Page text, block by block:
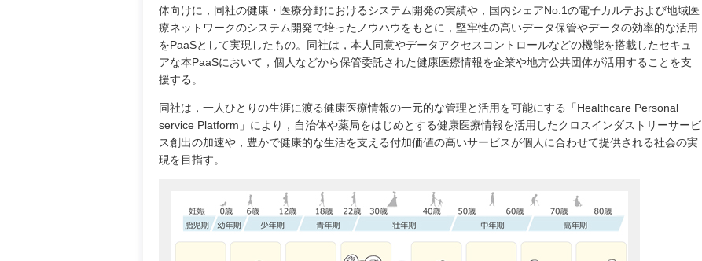
体向けに，同社の健康・医療分野におけるシステム開発の実績や，国内シェアNo.1の電子カルテおよび地域医
療ネットワークのシステム開発で培ったノウハウをもとに，堅牢性の高いデータ保管やデータの効率的な活用
をPaaSとして実現したもの。同社は，本人同意やデータアクセスコントロールなどの機能を搭載したセキュ
アな本PaaSにおいて，個人などから保管委託された健康医療情報を企業や地方公共団体が活用することを支
援する。
同社は，一人ひとりの生涯に渡る健康医療情報の一元的な管理と活用を可能にする「Healthcare Personal
service Platform」により，自治体や薬局をはじめとする健康医療情報を活用したクロスインダストリーサービ
ス創出の加速や，豊かで健康的な生活を支える付加価値の高いサービスが個人に合わせて提供される社会の実
現を目指す。